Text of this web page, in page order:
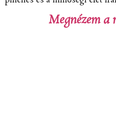
Megnézem a